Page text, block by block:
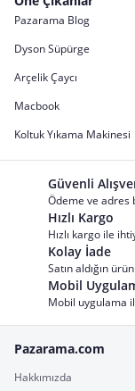
Pazarama Blog
Dyson Süpürge
Arçelik Çaycı
Macbook
Koltuk Yıkama Makinesi
Güvenli
Ödeme ve adres
Hızlı Kargo
Hızlı kargo ile
Kolay İade
Satın aldığın
Mobil
Mobil uygulama
Pazarama.com
Hakkımızda